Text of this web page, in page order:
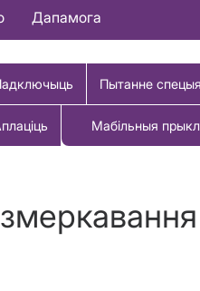
Дапамога
Пытанне
Мабільныя